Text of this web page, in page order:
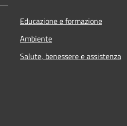
Educazione e formazione
Ambiente
Salute, benessere e assistenza